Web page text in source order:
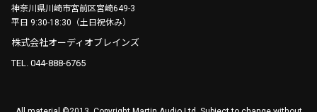
神奈川県川崎市宮前区宮崎649-3
平日 9:30-18:30（土日祝休み）
株式会社オーディオブレインズ
TEL. 044-888-6765